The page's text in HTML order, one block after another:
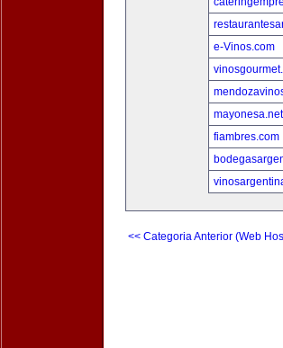
e-Vinos.com
mayonesa.net
fiambres.com
<< Categoria Anterior (Web